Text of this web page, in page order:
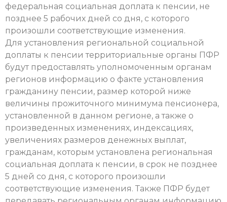
федеральная социальная доплата к пенсии, не
позднее 5 рабочих дней со дня, с которого
произошли соответствующие изменения.
Для установления региональной социальной
доплаты к пенсии территориальные органы ПФР
будут предоставлять уполномоченным органам
регионов информацию о факте установления
гражданину пенсии, размер которой ниже
величины прожиточного минимума пенсионера,
установленной в данном регионе, а также о
произведенных изменениях, индексациях,
увеличениях размеров денежных выплат,
гражданам, которым установлена региональная
социальная доплата к пенсии, в срок не позднее
5 дней со дня, с которого произошли
соответствующие изменения. Также ПФР будет